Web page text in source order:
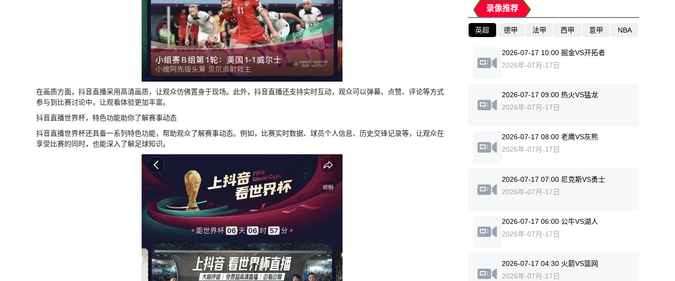
在画质方面，抖音直播采用高清画质，让观众仿佛置身于现场。此外，抖音直播还支持实时互动，观众可以弹幕、点赞、评论等方式
参与到比赛讨论中，让观看体验更加丰富。
抖音直播世界杯，特色功能助你了解赛事动态
抖音直播世界杯还具备一系列特色功能，帮助观众了解赛事动态。例如，比赛实时数据、球员个人信息、历史交锋记录等，让观众在
享受比赛的同时，也能深入了解足球知识。
录像推荐
英超 德甲 法甲 西甲 意甲 NBA
2026-07-17 10:00 掘金VS开拓者
2026年-07月-17日
2026-07-17 09:00 热火VS猛龙
2026年-07月-17日
2026-07-17 08:00 老鹰VS灰熊
2026年-07月-17日
2026-07-17 07:00 尼克斯VS勇士
2026年-07月-17日
2026-07-17 06:00 公牛VS湖人
2026年-07月-17日
2026-07-17 04:30 火箭VS篮网
2026年-07月-17日